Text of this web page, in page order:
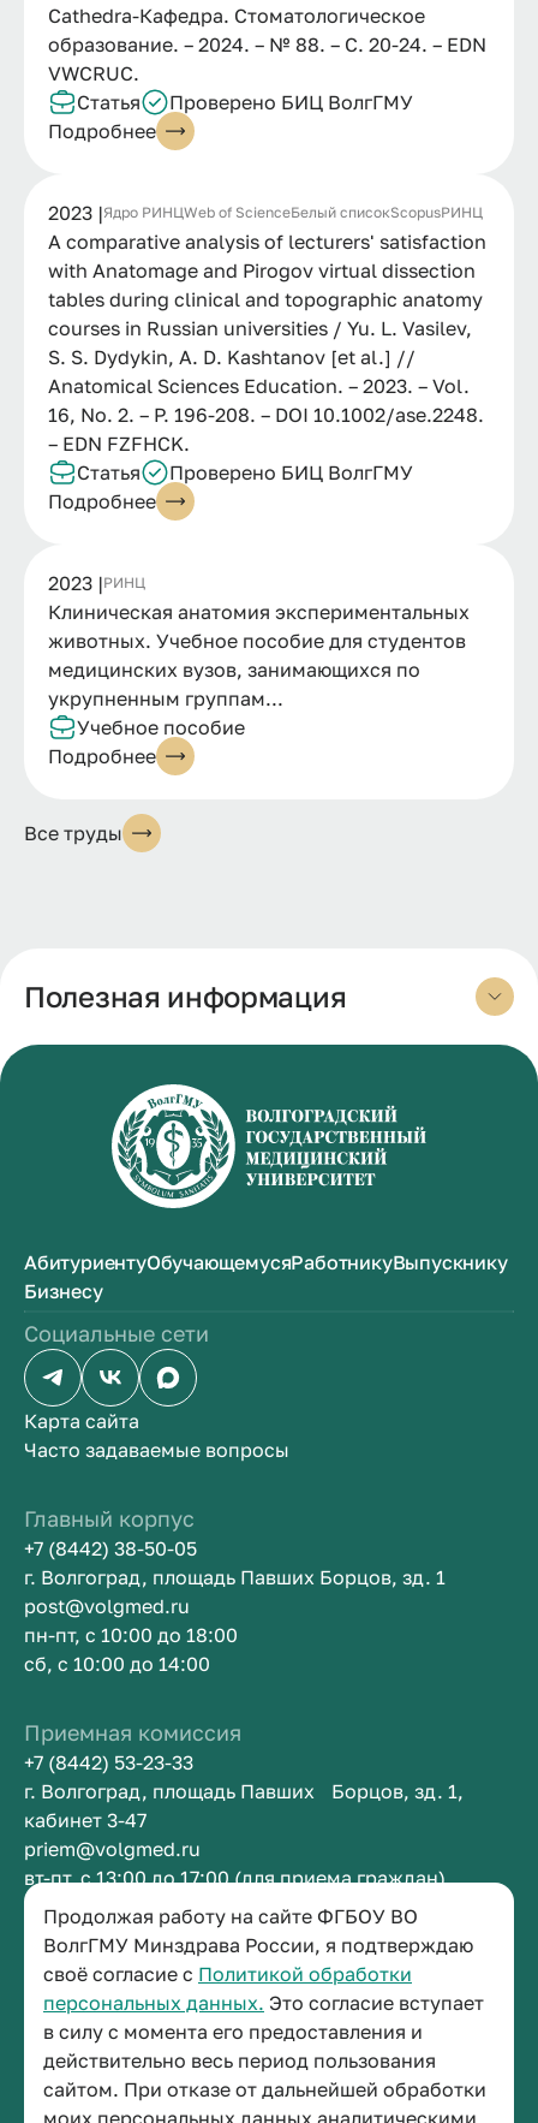
Продолжая работу на сайте ФГБОУ ВО
ВолгГМУ Минздрава России, я подтверждаю
своё согласие с Политикой обработки
персональных данных. Это согласие вступает
в силу с момента его предоставления и
действительно весь период пользования
сайтом. При отказе от дальнейшей обработки
моих персональных данных аналитическими
Cathedra-Кафедра. Стоматологическое
образование. – 2024. – № 88. – С. 20-24. – EDN
VWCRUC.
Статья
Проверено БИЦ ВолгГМУ
Подробнее
2023 |Ядро РИНЦWeb of ScienceБелый списокScopusРИНЦ
A comparative analysis of lecturers' satisfaction
with Anatomage and Pirogov virtual dissection
tables during clinical and topographic anatomy
courses in Russian universities / Yu. L. Vasilev,
S. S. Dydykin, A. D. Kashtanov [et al.] //
Anatomical Sciences Education. – 2023. – Vol.
16, No. 2. – P. 196-208. – DOI 10.1002/ase.2248.
– EDN FZFHCK.
Статья
Проверено БИЦ ВолгГМУ
Подробнее
2023 |РИНЦ
Клиническая анатомия экспериментальных
животных. Учебное пособие для студентов
медицинских вузов, занимающихся по
укрупненным группам...
Учебное пособие
Подробнее
Все труды
Полезная информация
АбитуриентуОбучающемусяРаботникуВыпускнику
Бизнесу
Социальные сети
Карта сайта
Часто задаваемые вопросы
Главный корпус
+7 (8442) 38-50-05
г. Волгоград, площадь Павших Борцов, зд. 1
post@volgmed.ru
пн-пт, с 10:00 до 18:00
сб, с 10:00 до 14:00
Приемная комиссия
+7 (8442) 53-23-33
г. Волгоград, площадь Павших Борцов, зд. 1,
кабинет 3-47
priem@volgmed.ru
вт-пт, с 13:00 до 17:00 (для приема граждан)
Приемная ректора
+7 (8442) 38-50-05
г. Волгоград, площадь Павших Борцов, зд. 1,
кабинет 3-11
post@volgmed.ru
пн-пт, с 08.30 до 17.00 (перерыв с 12.30 до 13.00)